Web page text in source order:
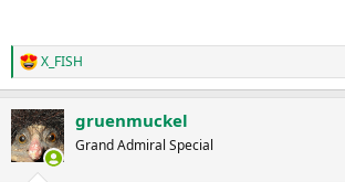
beiträgt. Einige Redner sagten auch direkt,
Mannheim und Solingen so und so nicht
Worte, eine Reaktion von Innenministerin Faeser
Zeitpunkt noch nicht bekannt.
R
e
k
t
i
X_FISH
gruenmuckel
Grand Admiral Special